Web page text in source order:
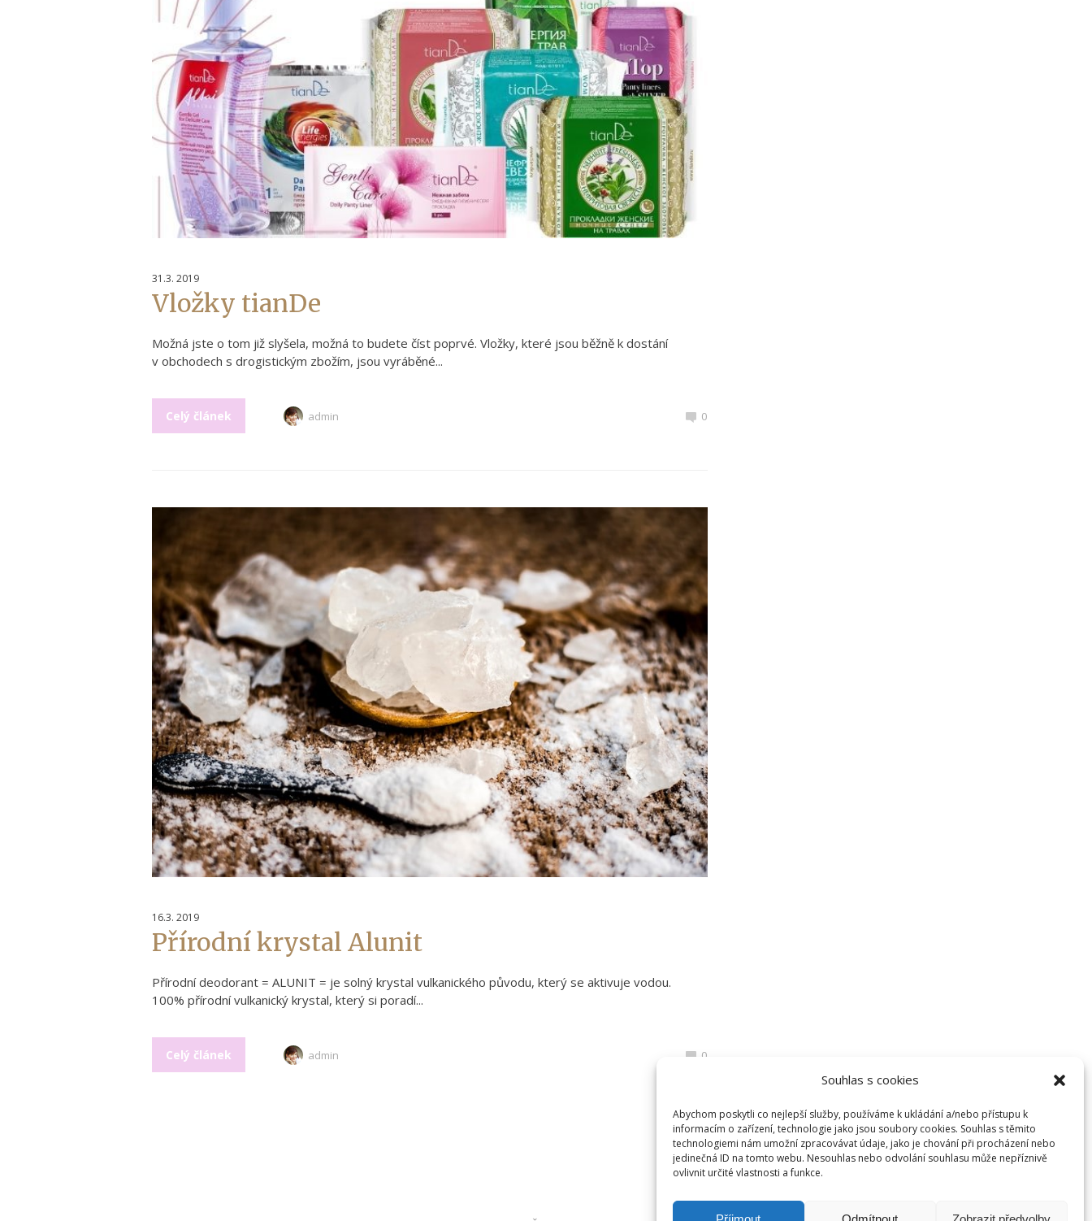
Souhlas s cookies
Abychom poskytli co nejlepší služby, používáme k ukládání a/nebo přístupu k
informacím o zařízení, technologie jako jsou soubory cookies. Souhlas s těmito
technologiemi nám umožní zpracovávat údaje, jako je chování při procházení nebo
jedinečná ID na tomto webu. Nesouhlas nebo odvolání souhlasu může nepříznivě
ovlivnit určité vlastnosti a funkce.
31.3. 2019
Vložky tianDe
Možná jste o tom již slyšela, možná to budete číst poprvé. Vložky, které jsou běžně k dostání
v obchodech s drogistickým zbožím, jsou vyráběné...
Celý článek admin 0
16.3. 2019
Přírodní krystal Alunit
Přírodní deodorant = ALUNIT = je solný krystal vulkanického původu, který se aktivuje vodou.
100% přírodní vulkanický krystal, který si poradí...
Celý článek admin 0